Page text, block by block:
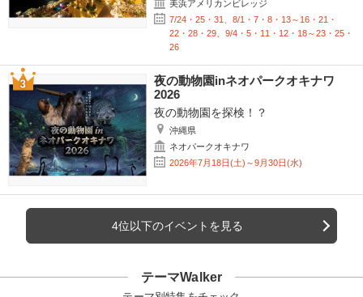
美浜アメリカンビレッジ
7/24・25・31、8/1・7・8・13～16・21・
22・28・29、9/4・5・11・12・18～23・25・
26
夜の動物園inネオパークオキナワ
2026
夜の動物園を探検！？
沖縄県
ネオパークオキナワ
2026年7月18日(土)～9月30日(水)
4位以下のイベントを見る
テーマWalker